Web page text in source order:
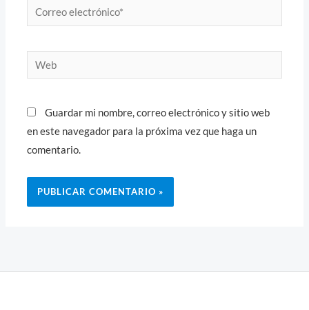
Correo
electrónico*
Web
Guardar mi nombre, correo electrónico y sitio web
en este navegador para la próxima vez que haga un
comentario.